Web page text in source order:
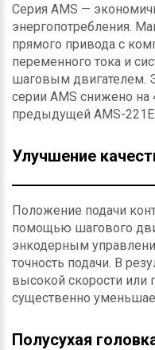
Серия AMS —
энергопотребления.
прямого привода с
переменного тока и
шаговым двигателем.
серии AMS снижено на
предыдущей AMS-221E.
Улучшение
Положение подачи
помощью шагового
энкодерным
точность подачи. В
высокой скорости или
существенно
Полусухая